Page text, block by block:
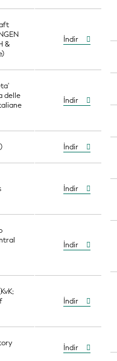
&
İndir
delle
İndir
İndir
İndir
İndir
İndir
İndir